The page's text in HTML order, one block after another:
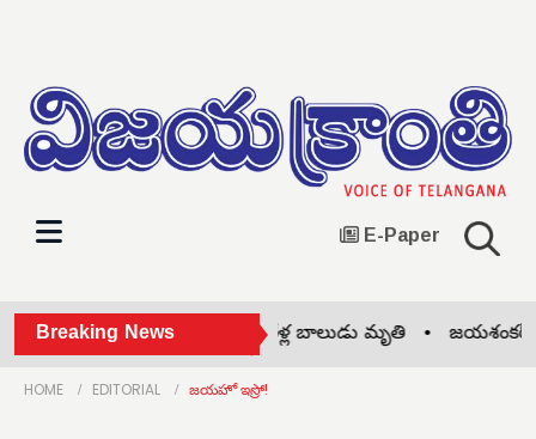
E-Paper
Breaking News
విషాదం: చెరువులో పడి ఆరేళ్ల బాలుడు మృతి •జయశంకర్
HOME EDITORIAL జయహో ఇస్రో!